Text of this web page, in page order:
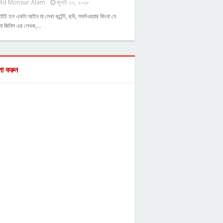
Monsur Alam
জুলাই ২৩, ২০১৮
হল একটা আইন যা লেখা কন্টেন্ট, ছবি, সফটওয়্যার কিংবা যে
জিনিস এর লেখক,…
করুন